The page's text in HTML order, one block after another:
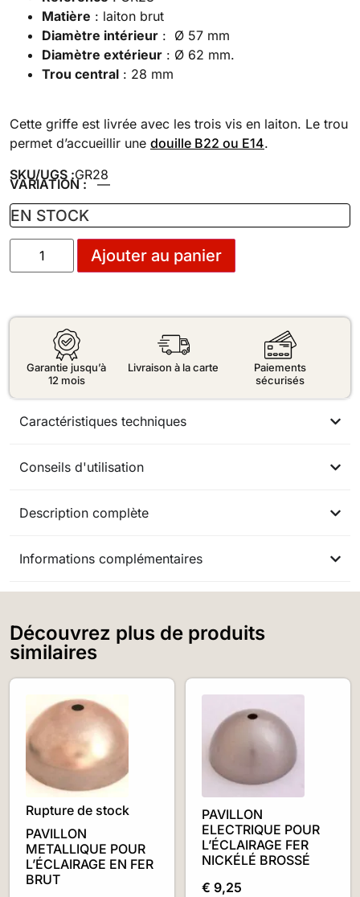
Matière : laiton brut
Diamètre intérieur : Ø 57 mm
Diamètre extérieur : Ø 62 mm.
Trou central : 28 mm
Cette griffe est livrée avec les trois vis en laiton. Le trou
permet d’accueillir une douille B22 ou E14.
SKU/UGS :GR28
VARIATION : —
EN STOCK
Ajouter au panier
Garantie jusqu’à
12 mois
Livraison à la carte
Paiements
sécurisés
Caractéristiques techniques
Conseils d'utilisation
Description complète
Informations complémentaires
Découvrez plus de produits
similaires
Rupture de stock
PAVILLON
METALLIQUE POUR
L’ÉCLAIRAGE EN FER
BRUT
PAVILLON
ELECTRIQUE POUR
L’ÉCLAIRAGE FER
NICKÉLÉ BROSSÉ
€ 9,25